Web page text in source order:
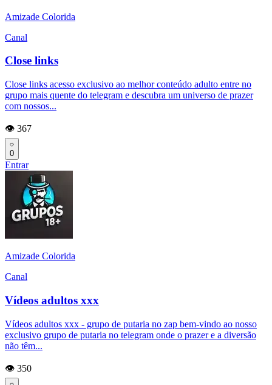
Amizade Colorida
Canal
Close links
Close links acesso exclusivo ao melhor conteúdo adulto entre no
grupo mais quente do telegram e descubra um universo de prazer
com nossos...
👁️ 367
0
Entrar
Amizade Colorida
Canal
Vídeos adultos xxx
Vídeos adultos xxx - grupo de putaria no zap bem-vindo ao nosso
exclusivo grupo de putaria no telegram onde o prazer e a diversão
não têm...
👁️ 350